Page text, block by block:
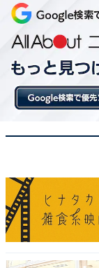
アニメや漫画の
心に、オールジ
取材などのリポ
About ニュース